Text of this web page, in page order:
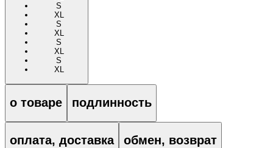
S
XL
S
XL
S
XL
S
XL
о товаре подлинность
оплата, доставка обмен, возврат